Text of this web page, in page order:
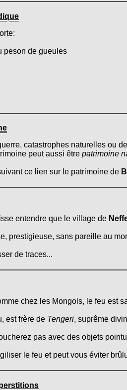
peson de gueules
catastrophes naturelles ou
peut aussi être patrimoine
ce lien sur le patrimoine de
entendre que le village de
prestigieuse, sans pareille au
de traces...
chez les Mongols, le feu est
est frère de Tengeri, suprême
pas avec des objets
le feu et peut vous éviter